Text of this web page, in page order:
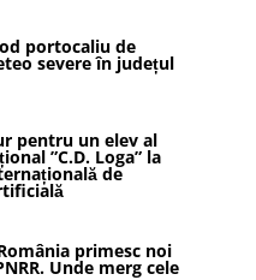
portocaliu de
severe în județul
pentru un elev al
”C.D. Loga” la
de
primesc noi
Unde merg cele